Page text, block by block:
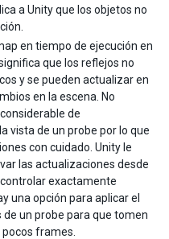
a Unity que los objetos no
en tiempo de ejecución en
que los reflejos no
y se pueden actualizar en
en la escena. No
de
vista de un probe por lo que
con cuidado. Unity le
las actualizaciones desde
exactamente
una opción para aplicar el
un probe para que tomen
frames.